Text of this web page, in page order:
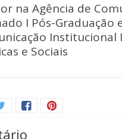
na Agência de
I Pós-Graduação
Institucional
e Sociais